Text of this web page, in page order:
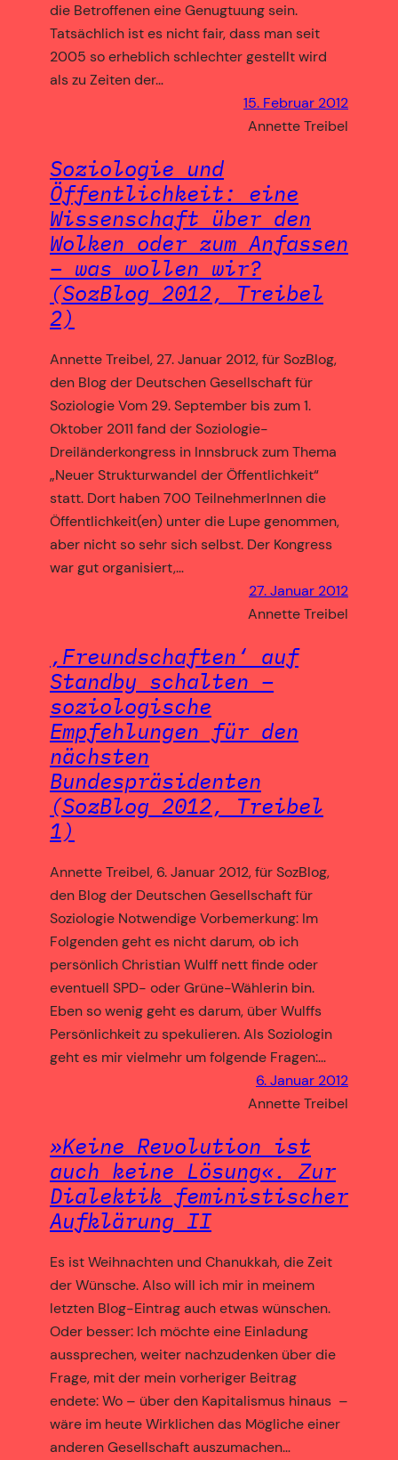
die Betroffenen eine Genugtuung sein.
Tatsächlich ist es nicht fair, dass man seit
2005 so erheblich schlechter gestellt wird
als zu Zeiten der…
15. Februar 2012
Annette Treibel
Soziologie und
Öffentlichkeit: eine
Wissenschaft über den
Wolken oder zum Anfassen
– was wollen wir?
(SozBlog 2012, Treibel
2)
Annette Treibel, 27. Januar 2012, für SozBlog,
den Blog der Deutschen Gesellschaft für
Soziologie Vom 29. September bis zum 1.
Oktober 2011 fand der Soziologie-
Dreiländerkongress in Innsbruck zum Thema
„Neuer Strukturwandel der Öffentlichkeit“
statt. Dort haben 700 TeilnehmerInnen die
Öffentlichkeit(en) unter die Lupe genommen,
aber nicht so sehr sich selbst. Der Kongress
war gut organisiert,…
27. Januar 2012
Annette Treibel
‚Freundschaften‘ auf
Standby schalten –
soziologische
Empfehlungen für den
nächsten
Bundespräsidenten
(SozBlog 2012, Treibel
1)
Annette Treibel, 6. Januar 2012, für SozBlog,
den Blog der Deutschen Gesellschaft für
Soziologie Notwendige Vorbemerkung: Im
Folgenden geht es nicht darum, ob ich
persönlich Christian Wulff nett finde oder
eventuell SPD- oder Grüne-Wählerin bin.
Eben so wenig geht es darum, über Wulffs
Persönlichkeit zu spekulieren. Als Soziologin
geht es mir vielmehr um folgende Fragen:…
6. Januar 2012
Annette Treibel
»Keine Revolution ist
auch keine Lösung«. Zur
Dialektik feministischer
Aufklärung II
Es ist Weihnachten und Chanukkah, die Zeit
der Wünsche. Also will ich mir in meinem
letzten Blog-Eintrag auch etwas wünschen.
Oder besser: Ich möchte eine Einladung
aussprechen, weiter nachzudenken über die
Frage, mit der mein vorheriger Beitrag
endete: Wo – über den Kapitalismus hinaus –
wäre im heute Wirklichen das Mögliche einer
anderen Gesellschaft auszumachen…